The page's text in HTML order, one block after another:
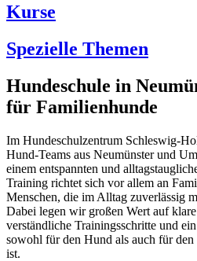
Kurse
Spezielle Themen
Hundeschule in
für Familienhunde
Im Hundeschulzentrum Schleswig-
Hund-Teams aus Neumünster und
einem entspannten und
Training richtet sich vor allem an
Menschen, die im Alltag zuverlässig
Dabei legen wir großen Wert auf
verständliche Trainingsschritte und
sowohl für den Hund als auch für
ist.